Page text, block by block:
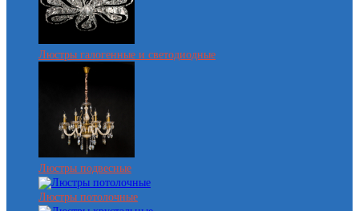
Люстры галогенные и светодиодные
Люстры подвесные
Люстры потолочные